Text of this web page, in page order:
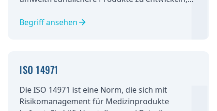
Produkts betrachtet und
berücksichtigt. Die Norm ist damit ein wichtiger
und im Konsum.
Begriff ansehen
ISO 14971
Die ISO 14971 ist eine Norm, die sich mit
Risikomanagement für Medizinprodukte